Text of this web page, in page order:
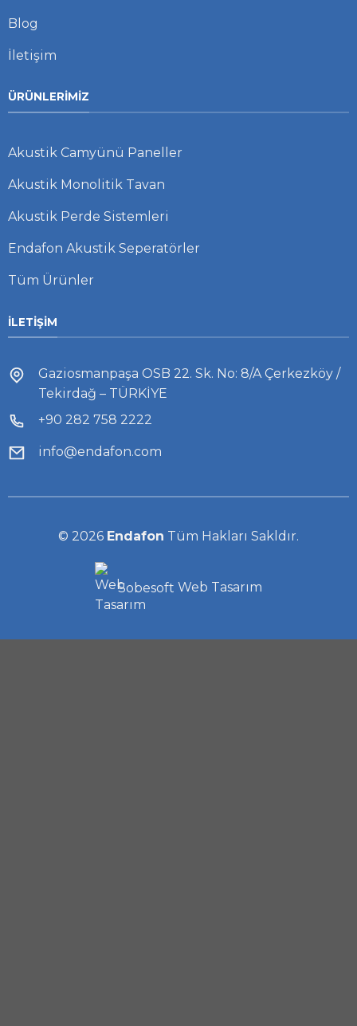
Blog
İletişim
ÜRÜNLERIMIZ
Akustik Camyünü Paneller
Akustik Monolitik Tavan
Akustik Perde Sistemleri
Endafon Akustik Seperatörler
Tüm Ürünler
İLETIŞIM
Gaziosmanpaşa OSB 22. Sk. No: 8/A Çerkezköy /
Tekirdağ – TÜRKİYE
+90 282 758 2222
info@endafon.com
© 2026 Endafon Tüm Hakları Sakldır.
Sobesoft Web Tasarım